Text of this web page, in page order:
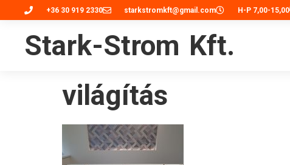
+36 30 919 2330 starkstromkft@gmail.com H-P 7,00-15,00
Stark-Strom Kft.
világítás